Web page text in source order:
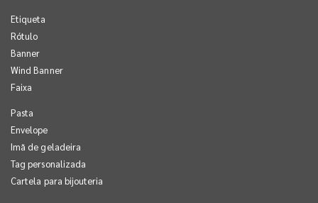
Etiqueta
Rótulo
Banner
Wind Banner
Faixa
Pasta
Envelope
Imã de geladeira
Tag personalizada
Cartela para bijouteria